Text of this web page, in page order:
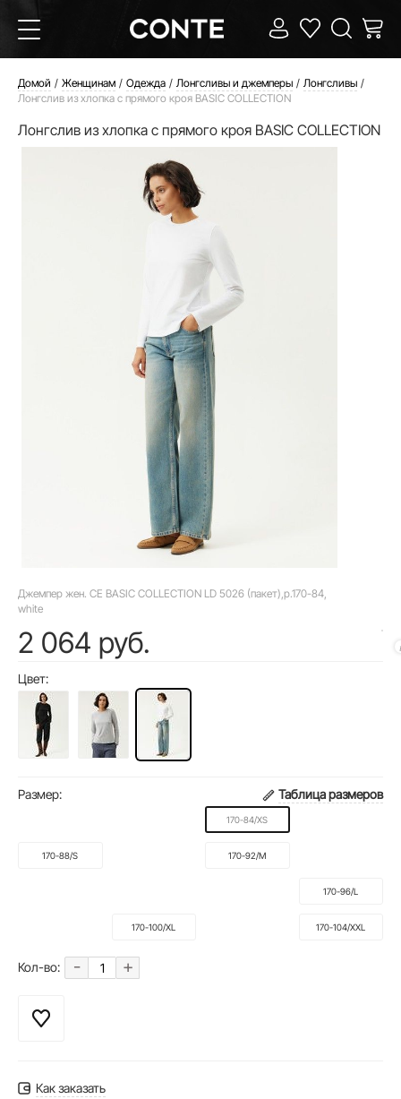
Домой Женщинам Одежда Лонгсливы и джемперы
Лонгсливы
Лонгслив из хлопка с прямого кроя BASIC COLLECTION
Лонгслив из хлопка с прямого кроя BASIC COLLECTION
Джемпер жен. CE BASIC COLLECTION LD 5026 (пакет),р.170-84,
white
2 064 руб.
Цвет:
Размер: Таблица размеров
170-84/XS
170-88/S 170-92/M
170-96/L
170-100/XL 170-104/XXL
Кол-во: - +
Как заказать